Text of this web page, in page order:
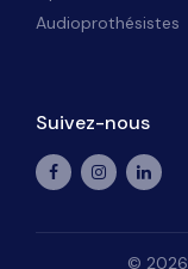
Audioprothésistes
Suivez-nous
© 2026